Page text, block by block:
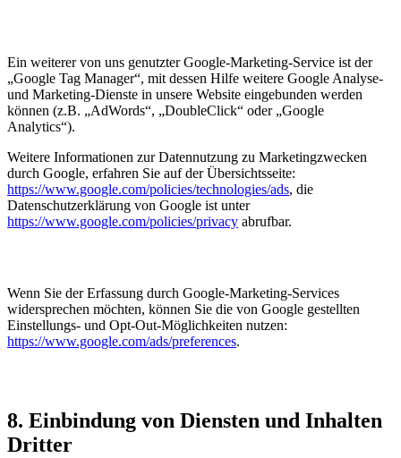
Ein weiterer von uns genutzter Google-Marketing-Service ist der
„Google Tag Manager“, mit dessen Hilfe weitere Google Analyse-
und Marketing-Dienste in unsere Website eingebunden werden
können (z.B. „AdWords“, „DoubleClick“ oder „Google
Analytics“).
Weitere Informationen zur Datennutzung zu Marketingzwecken
durch Google, erfahren Sie auf der Übersichtsseite:
https://www.google.com/policies/technologies/ads, die
Datenschutzerklärung von Google ist unter
https://www.google.com/policies/privacy abrufbar.
Wenn Sie der Erfassung durch Google-Marketing-Services
widersprechen möchten, können Sie die von Google gestellten
Einstellungs- und Opt-Out-Möglichkeiten nutzen:
https://www.google.com/ads/preferences.
8. Einbindung von Diensten und Inhalten
Dritter